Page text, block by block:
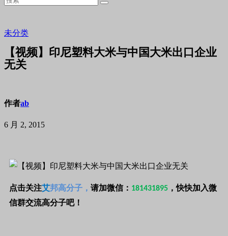
未分类
【视频】印尼塑料大米与中国大米出口企业
无关
作者ab
6 月 2, 2015
点击关注艾邦高分子， 请加微信： 181431895 ，快快加入微
信群交流高分子吧！